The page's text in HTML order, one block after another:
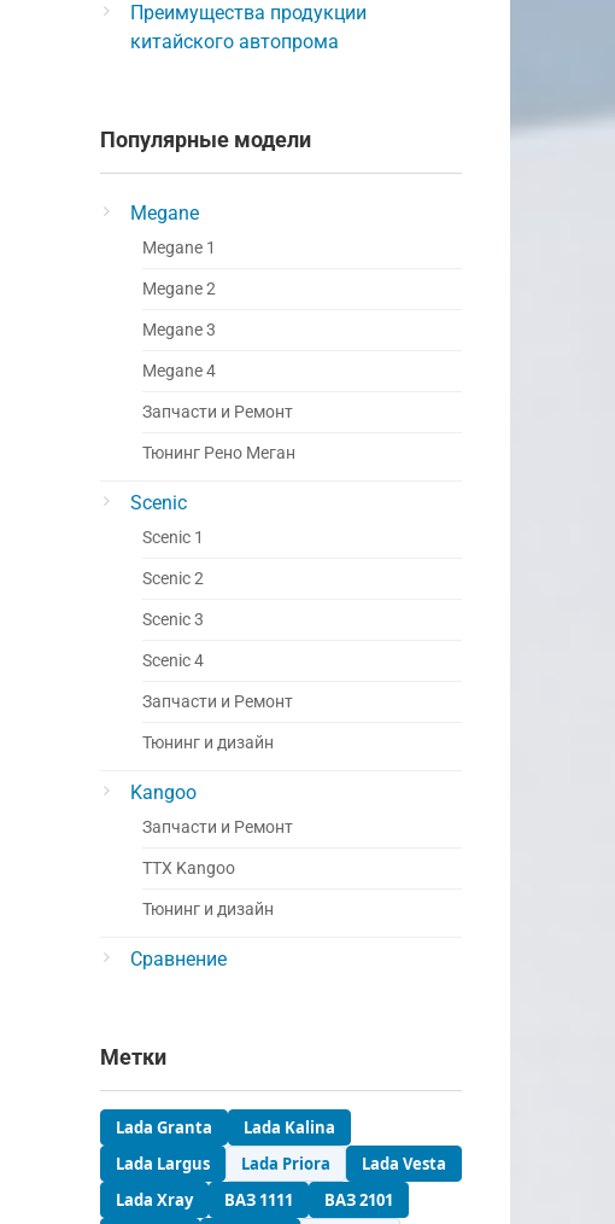
Преимущества продукции
китайского автопрома
Популярные модели
Megane
Megane 1
Megane 2
Megane 3
Megane 4
Запчасти и Ремонт
Тюнинг Рено Меган
Scenic
Scenic 1
Scenic 2
Scenic 3
Scenic 4
Запчасти и Ремонт
Тюнинг и дизайн
Kangoo
Запчасти и Ремонт
ТТХ Kangoo
Тюнинг и дизайн
Сравнение
Метки
Lada Granta
Lada Kalina
Lada Largus
Lada Priora
Lada Vesta
Lada Xray
ВАЗ 1111
ВАЗ 2101